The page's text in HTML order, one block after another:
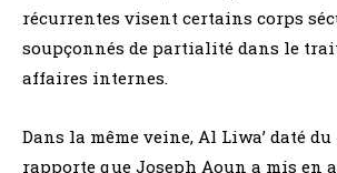
récurrentes visent certains corps
soupçonnés de partialité dans le
affaires internes.
Dans la même veine, Al Liwa’ daté
rapporte que Joseph Aoun a mis en